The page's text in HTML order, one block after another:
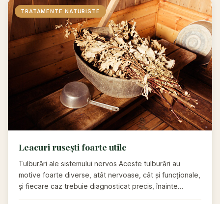
TRATAMENTE NATURISTE
Leacuri rusești foarte utile
Tulburări ale sistemului nervos Aceste tulburări au
motive foarte diverse, atât nervoase, cât și funcționale,
și fiecare caz trebuie diagnosticat precis, înainte…